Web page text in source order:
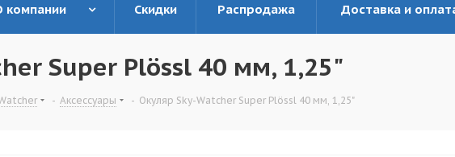
компании Скидки Распродажа Доставка и
Super Plössl 40 мм, 1,25"
- Аксессуары - Окуляр Sky-Watcher Super Plössl 40 мм, 1,25"